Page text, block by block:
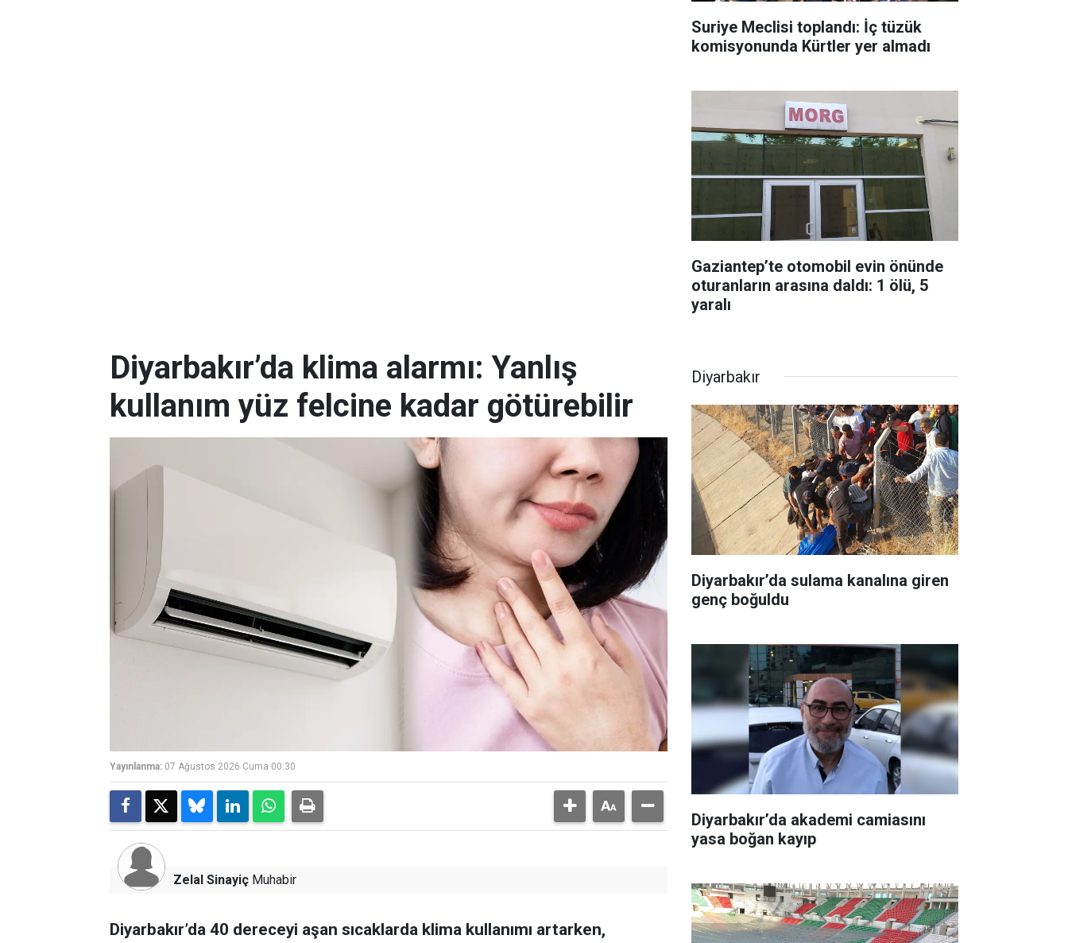
Suriye Meclisi toplandı: İç tüzük
komisyonunda Kürtler yer almadı
Gaziantep’te otomobil evin önünde
oturanların arasına daldı: 1 ölü, 5
yaralı
Diyarbakır’da klima alarmı: Yanlış
kullanım yüz felcine kadar götürebilir
Yayınlanma: 07 Ağustos 2026 Cuma 00:30
Zelal Sinayiç Muhabir
Diyarbakır’da 40 dereceyi aşan sıcaklarda klima kullanımı artarken,
Diyarbakır
Diyarbakır’da sulama kanalına giren
genç boğuldu
Diyarbakır’da akademi camiasını
yasa boğan kayıp